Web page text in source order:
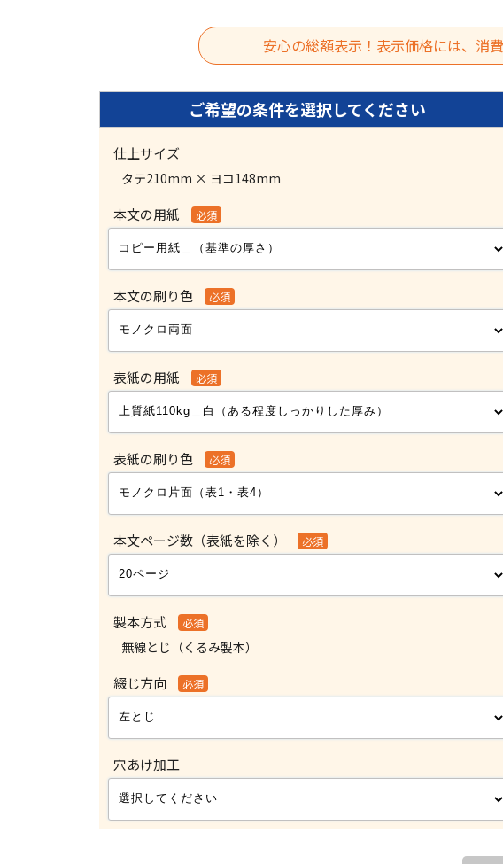
安心の総額表示！表示価格には、消
仕上サイズ
タテ210mm × ヨコ148mm
本文の用紙 必須
本文の刷り色 必須
表紙の用紙 必須
表紙の刷り色 必須
本文ページ数（表紙を除く） 必須
製本方式 必須
無線とじ（くるみ製本）
綴じ方向 必須
穴あけ加工